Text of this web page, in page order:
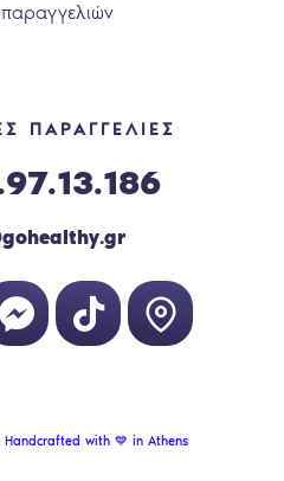
παραγγελιών
ΠΑΡΑΓΓΕΛΙΕΣ
Handcrafted with 💙 in Athens